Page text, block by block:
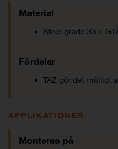
Material
Steel grade 33 +
Fördelar
TAZ gör det möjligt
APPLIKATIONER
Monteras på